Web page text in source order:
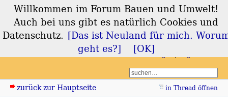
Forum Bauen und
Umwelt
zurück zur Hauptseite in Thread öffnen
Willkommen im Forum Bauen und Umwelt!
Auch bei uns gibt es natürlich Cookies und
Datenschutz. [Das ist Neuland für mich.
geht es?]
[OK]